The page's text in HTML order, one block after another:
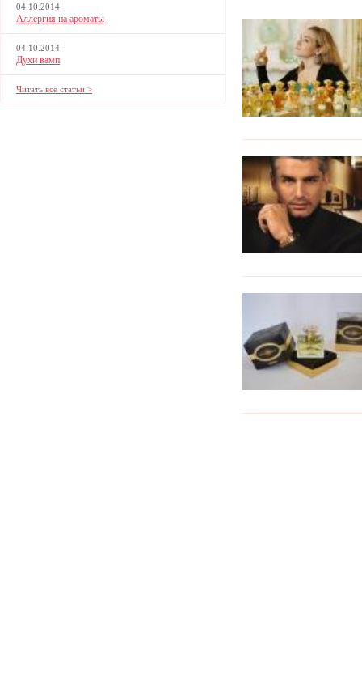
04.10.2014
Аллергия на ароматы
04.10.2014
Духи вамп
Читать все статьи >